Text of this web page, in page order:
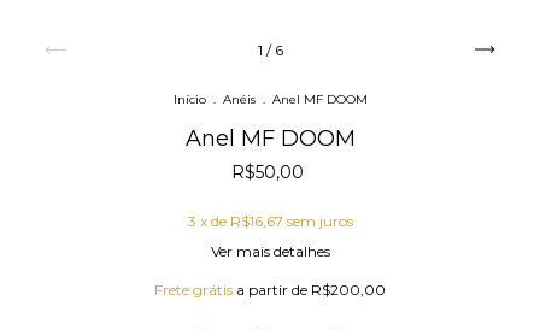
1 / 6
Início . Anéis . Anel MF DOOM
Anel MF DOOM
R$50,00
3 x de R$16,67 sem juros
Ver mais detalhes
Frete grátis a partir de R$200,00